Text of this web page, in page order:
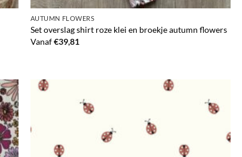
AUTUMN FLOWERS
Set overslag shirt roze klei en broekje autumn flowers
Vanaf€39,81